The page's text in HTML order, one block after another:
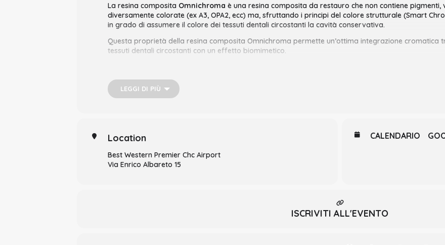
La resina composita Omnichroma è una resina composita da restauro che non contiene
diversamente colorate (ex A3, OPA2, ecc) ma, sfruttando i principi del colore strutturale (Smart
in grado di assumere il colore dei tessuti dentali circostanti la cavità conservativa.
Questa proprietà della resina composita Omnichroma permette un’ottima integrazione
tessuti dentali circostanti con un effetto biomimetico.
Omnichroma.
Parte pratica con la realizzazione di modellini prototipali da parte del Relatore.
Laurea in Odontoiatria e Protesi Dentale presso Università di Milano nel 2001 con votazione finale
LEGGI DI PIÙ
Location
Best Western Premier Chc Airport
Via Enrico Albareto 15
CALENDARIO
ISCRIVITI ALL'EVENTO